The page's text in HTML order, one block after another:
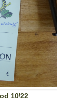
10/22